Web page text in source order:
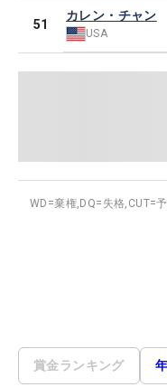
51
カレン・チャン
USA
WD=棄権, DQ=失格, CUT=
賞金ランキング